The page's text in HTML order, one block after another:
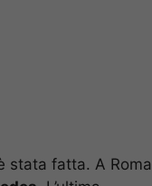
stata fatta. A Roma